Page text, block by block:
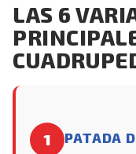
LAS 6
1 PATADA